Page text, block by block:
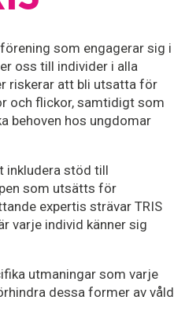
som engagerar sig i
oss till individer i alla
riskerar att bli utsatta för
och flickor, samtidigt som
behoven hos ungdomar
inkludera stöd till
som utsätts för
expertis strävar TRIS
varje individ känner sig
utmaningar som varje
dessa former av våld